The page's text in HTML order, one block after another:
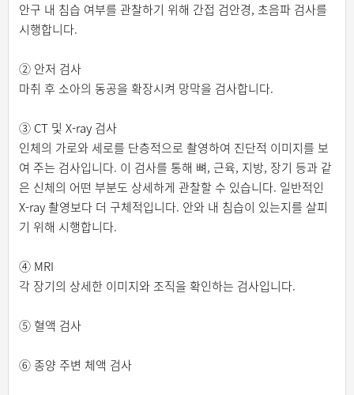
안구 내 침습 여부를 관찰하기 위해 간접 검안경, 초음파 검사를
시행합니다.
② 안저 검사
마취 후 소아의 동공을 확장시켜 망막을 검사합니다.
③ CT 및 X-ray 검사
인체의 가로와 세로를 단층적으로 촬영하여 진단적 이미지를 보
여 주는 검사입니다. 이 검사를 통해 뼈, 근육, 지방, 장기 등과 같
은 신체의 어떤 부분도 상세하게 관찰할 수 있습니다. 일반적인
X-ray 촬영보다 더 구체적입니다. 안와 내 침습이 있는지를 살피
기 위해 시행합니다.
④ MRI
각 장기의 상세한 이미지와 조직을 확인하는 검사입니다.
⑤ 혈액 검사
⑥ 종양 주변 체액 검사